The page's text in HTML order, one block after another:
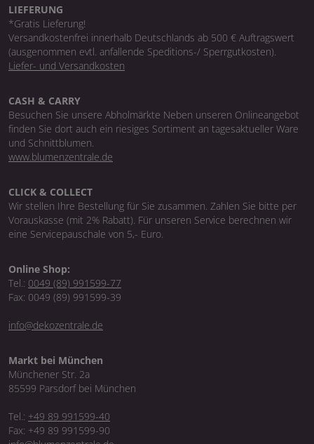
LIEFERUNG
*Gratis Lieferung!
Versandkostenfrei innerhalb Deutschlands ab 500 € Auftragswert
(ausgenommen evtl. anfallende Speditions-/ Sperrgutkosten).
Liefer- und Versandkosten
CASH & CARRY
Besuchen Sie unsere Abholmärkte Neben unseren Onlineangebot
finden Sie dort auch ein riesiges Sortiment an tagesaktueller Ware
und Schnittblumen.
www.blumenzentrale.de
CLICK & COLLECT
Wir stellen Ihre Bestellung für Sie zusammen. Zahlen Sie bitte per
Vorauskasse (mit 2% Rabatt). Für unseren Service berechnen wir
eine Servicepauschale von 5,- Euro.
Online Shop:
Tel.: 0049 (89) 991599-77
Fax: 0049 (89) 991599-39
info@dekozentrale.de
Markt bei München
Münchener Str. 2a
85599 Parsdorf bei München
Tel.: +49 89 991599-40
Fax: +49 89 991599-90